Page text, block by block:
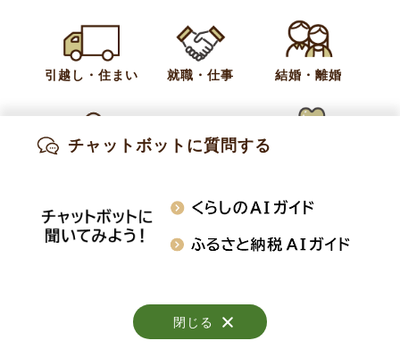
ホーム
ご利用案内
新着情報
お知らせ
文書館だより
知りたい情報を検索
閉じる
引越し・住まい 就職・仕事 結婚・離婚
閉じる
チャットボットに質問する
閉じる